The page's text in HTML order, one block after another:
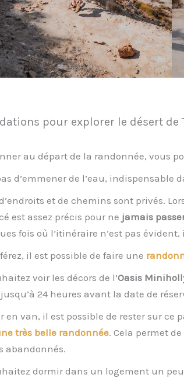
pour explorer le désert de
au départ de la randonnée, vous
d’emmener de l’eau, indispensable
et de chemins sont privés.
est assez précis pour ne jamais
fois où l’itinéraire n’est pas évident,
il est possible de faire une
voir les décors de l’Oasis
24 heures avant la date de
en van, il est possible de rester sur ce
très belle randonnée. Cela permet
abandonnés.
dormir dans un logement un